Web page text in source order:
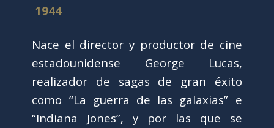
1944
Nace el director y productor de cine
estadounidense George Lucas,
realizador de sagas de gran éxito
como “La guerra de las galaxias” e
“Indiana Jones”, y por las que se